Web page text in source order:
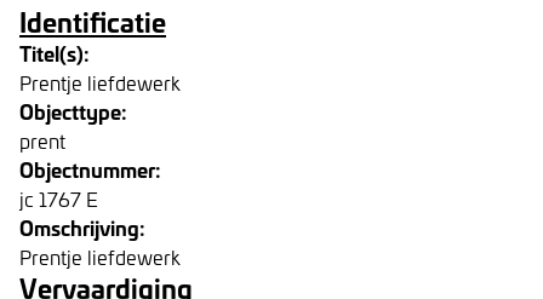
Identificatie
Titel(s):
Prentje liefdewerk
Objecttype:
prent
Objectnummer:
jc 1767 E
Omschrijving:
Prentje liefdewerk
Vervaardiging